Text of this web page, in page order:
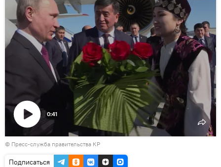
Воспроизвести
видео
0:41
© Пресс-служба правительства КР
Подписаться